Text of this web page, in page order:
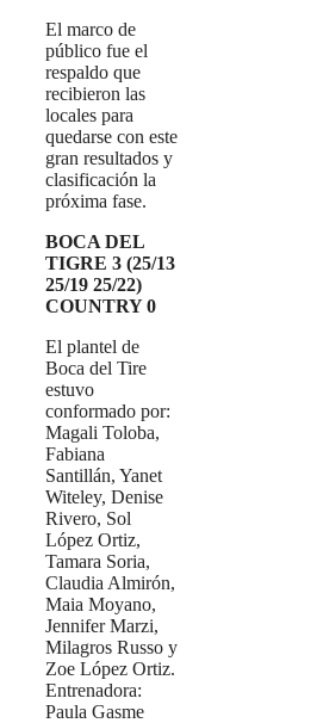
El marco de
público fue el
respaldo que
recibieron las
locales para
quedarse con este
gran resultados y
clasificación la
próxima fase.
BOCA DEL
TIGRE 3 (25/13
25/19 25/22)
COUNTRY 0
El plantel de
Boca del Tire
estuvo
conformado por:
Magali Toloba,
Fabiana
Santillán, Yanet
Witeley, Denise
Rivero, Sol
López Ortiz,
Tamara Soria,
Claudia Almirón,
Maia Moyano,
Jennifer Marzi,
Milagros Russo y
Zoe López Ortiz.
Entrenadora:
Paula Gasme